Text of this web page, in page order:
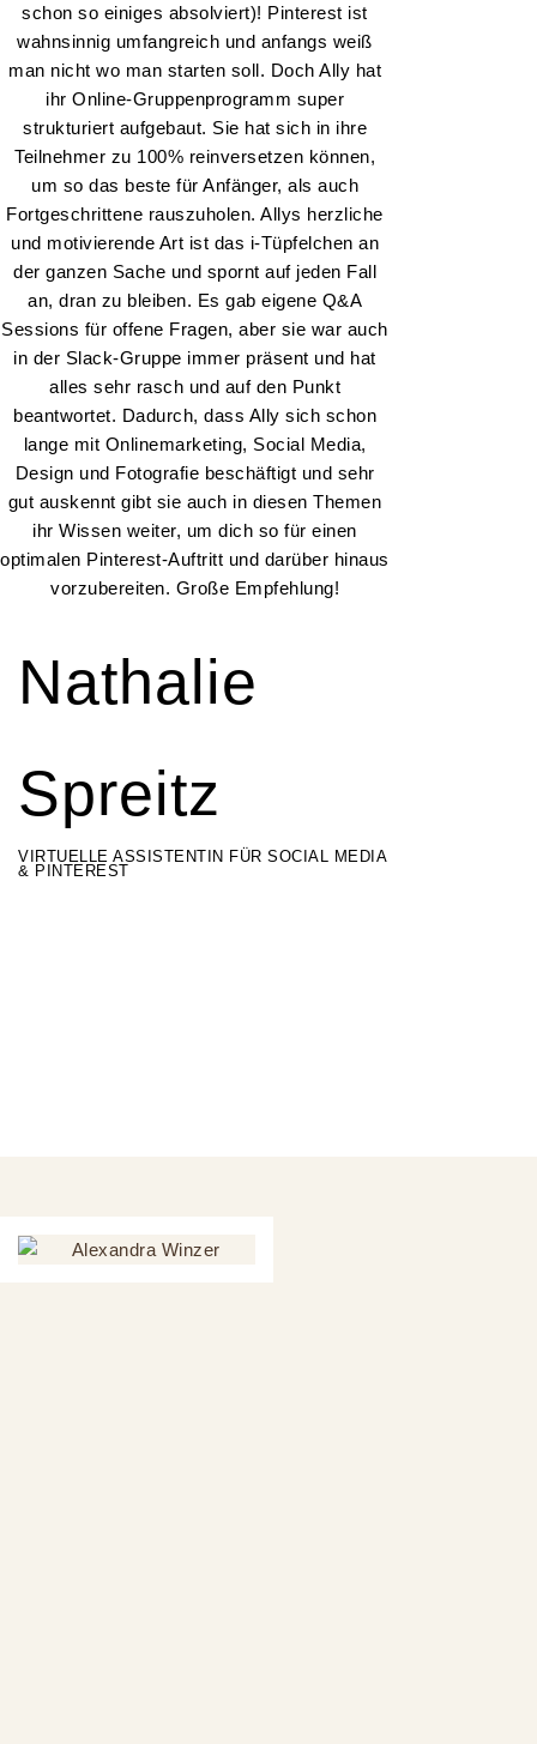
schon so einiges absolviert)! Pinterest ist
wahnsinnig umfangreich und anfangs weiß
man nicht wo man starten soll. Doch Ally hat
ihr Online-Gruppenprogramm super
strukturiert aufgebaut. Sie hat sich in ihre
Teilnehmer zu 100% reinversetzen können,
um so das beste für Anfänger, als auch
Fortgeschrittene rauszuholen. Allys herzliche
und motivierende Art ist das i-Tüpfelchen an
der ganzen Sache und spornt auf jeden Fall
an, dran zu bleiben. Es gab eigene Q&A
Sessions für offene Fragen, aber sie war auch
in der Slack-Gruppe immer präsent und hat
alles sehr rasch und auf den Punkt
beantwortet. Dadurch, dass Ally sich schon
lange mit Onlinemarketing, Social Media,
Design und Fotografie beschäftigt und sehr
gut auskennt gibt sie auch in diesen Themen
ihr Wissen weiter, um dich so für einen
optimalen Pinterest-Auftritt und darüber hinaus
vorzubereiten. Große Empfehlung!
Nathalie
Spreitz
VIRTUELLE ASSISTENTIN FÜR SOCIAL MEDIA
& PINTEREST